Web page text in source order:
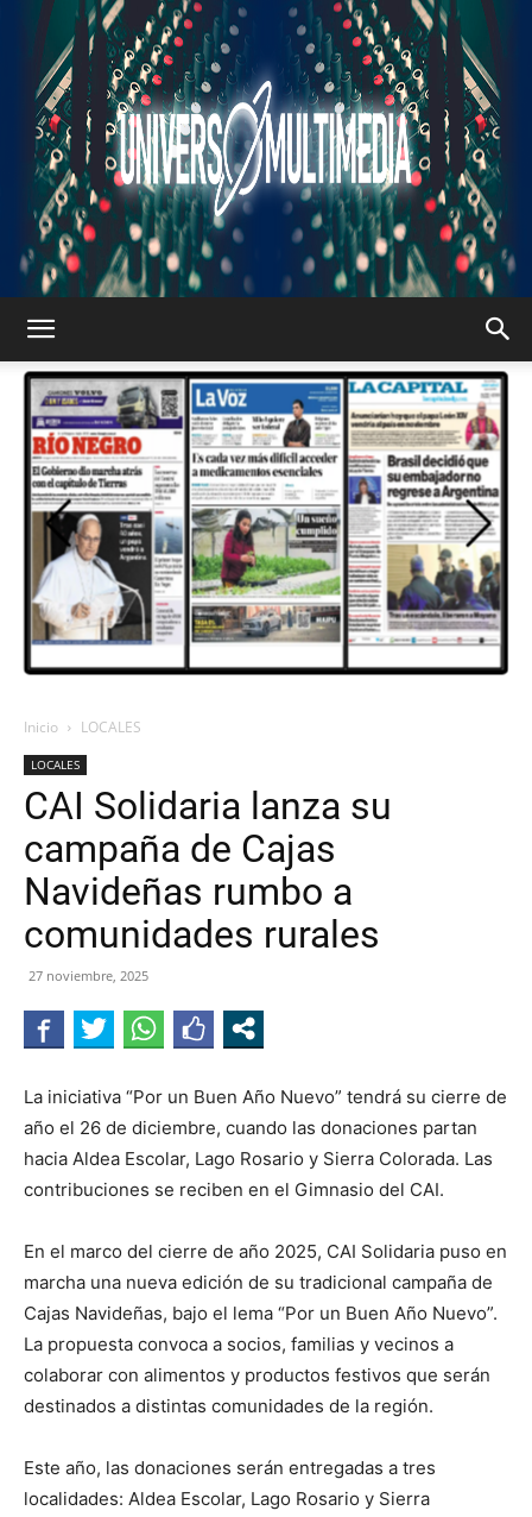
MULTIMEDIA
Inicio LOCALES
LOCALES
CAI Solidaria lanza su
campaña de Cajas
Navideñas rumbo a
comunidades rurales
27 noviembre, 2025
La iniciativa “Por un Buen Año Nuevo” tendrá su cierre de
año el 26 de diciembre, cuando las donaciones partan
hacia Aldea Escolar, Lago Rosario y Sierra Colorada. Las
contribuciones se reciben en el Gimnasio del CAI.
En el marco del cierre de año 2025, CAI Solidaria puso en
marcha una nueva edición de su tradicional campaña de
Cajas Navideñas, bajo el lema “Por un Buen Año Nuevo”.
La propuesta convoca a socios, familias y vecinos a
colaborar con alimentos y productos festivos que serán
destinados a distintas comunidades de la región.
Este año, las donaciones serán entregadas a tres
localidades: Aldea Escolar, Lago Rosario y Sierra